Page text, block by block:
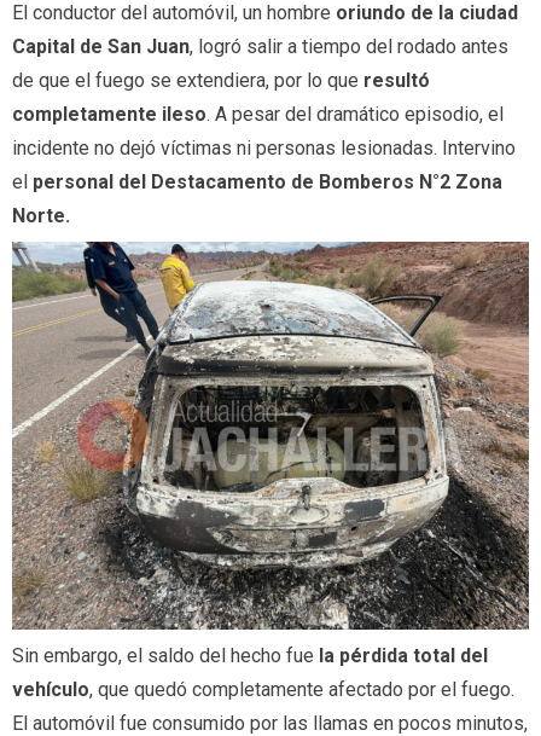
El conductor del automóvil, un hombre oriundo de la ciudad
Capital de San Juan, logró salir a tiempo del rodado antes
de que el fuego se extendiera, por lo que resultó
completamente ileso. A pesar del dramático episodio, el
incidente no dejó víctimas ni personas lesionadas. Intervino
el personal del Destacamento de Bomberos N°2 Zona
Norte.
Sin embargo, el saldo del hecho fue la pérdida total del
vehículo, que quedó completamente afectado por el fuego.
El automóvil fue consumido por las llamas en pocos minutos,